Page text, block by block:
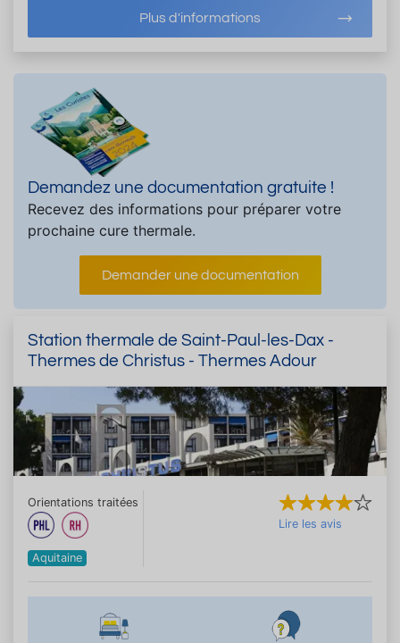
Plus d'informations
Demandez une documentation gratuite !
Recevez des informations pour préparer votre
prochaine cure thermale.
Demander une documentation
Station thermale de Saint-Paul-les-Dax -
Thermes de Christus - Thermes Adour
Orientations traitées
Aquitaine
Lire les avis